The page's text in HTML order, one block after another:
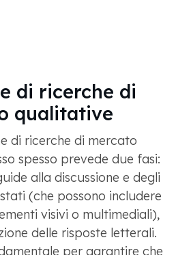
di ricerche di
qualitative
di ricerche di mercato
spesso prevede due fasi:
alla discussione e degli
(che possono includere
visivi o multimediali),
delle risposte letterali.
per garantire che